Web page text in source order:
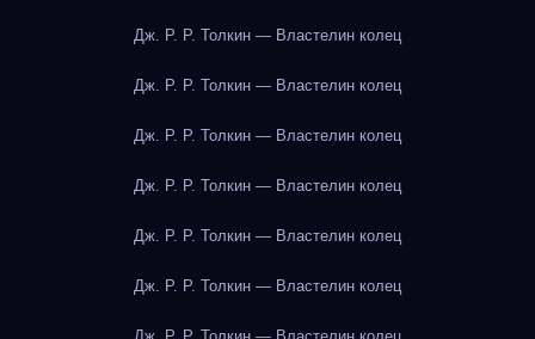
Дж. Р. Р. Толкин — Властелин колец
Дж. Р. Р. Толкин — Властелин колец
Дж. Р. Р. Толкин — Властелин колец
Дж. Р. Р. Толкин — Властелин колец
Дж. Р. Р. Толкин — Властелин колец
Дж. Р. Р. Толкин — Властелин колец